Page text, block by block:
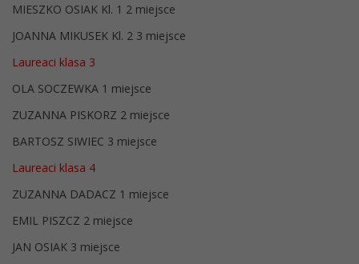
MIESZKO OSIAK Kl. 1 2 miejsce
JOANNA MIKUSEK Kl. 2 3 miejsce
Laureaci klasa 3
OLA SOCZEWKA 1 miejsce
ZUZANNA PISKORZ 2 miejsce
BARTOSZ SIWIEC 3 miejsce
Laureaci klasa 4
ZUZANNA DADACZ 1 miejsce
EMIL PISZCZ 2 miejsce
JAN OSIAK 3 miejsce